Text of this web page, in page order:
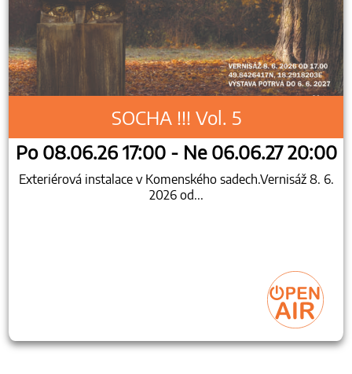
SOCHA !!! Vol. 5
Po 08.06.26 17:00 - Ne 06.06.27 20:00
Exteriérová instalace v Komenského sadech.Vernisáž 8. 6.
2026 od...